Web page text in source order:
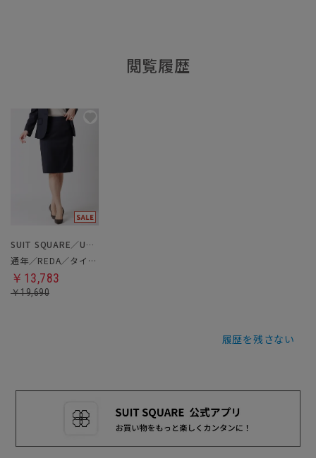
閲覧履歴
SUIT SQUARE／UNIVERSAL LANGUAGE／WHITE
通年／REDA／タイトスカート
￥13,783
￥19,690
履歴を残さない